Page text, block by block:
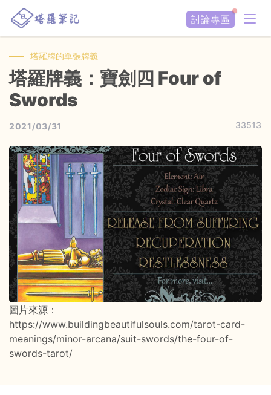
討論專區
塔羅牌的單張牌義
塔羅牌義：寶劍四 Four of
Swords
2021/03/31 33513
圖片來源：
https://www.buildingbeautifulsouls.com/tarot-card-
meanings/minor-arcana/suit-swords/the-four-of-
swords-tarot/